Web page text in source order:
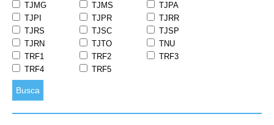
TJMG
TJMS
TJPA
TJPI
TJPR
TJRR
TJRS
TJSC
TJSP
TJRN
TJTO
TNU
TRF1
TRF2
TRF3
TRF4
TRF5
Busca